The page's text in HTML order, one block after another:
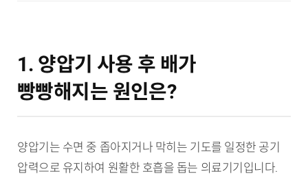
1. 양압기 사용 후 배가
빵빵해지는 원인은?
양압기는 수면 중 좁아지거나 막히는 기도를 일정한 공기
압력으로 유지하여 원활한 호흡을 돕는 의료기기입니다.